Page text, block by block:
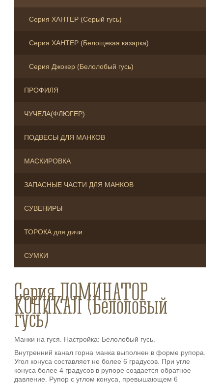
Серия ХАНТЕР (Серый гусь)
Серия ХАНТЕР (Белощекая казарка)
Серия Джокер (Белолобый гусь)
ПРОФИЛЯ
ЧУЧЕЛА(ФЛЮГЕР)
ПОДВЕСЫ ДЛЯ МАНКОВ
МАСКИРОВКА
ЗАПАСНЫЕ ЧАСТИ ДЛЯ МАНКОВ
СУВЕНИРЫ
ТОРОКА для дичи
СУМКИ
Серия ДОМИНАТОР
КОНИКАЛ (Белолобый
гусь)
Манки на гуся. Настройка: Белолобый гусь.
Внутренний канал горна манка выполнен в форме рупора.
Угол конуса составляет не более 6 градусов. При угле
конуса более 4 градусов в рупоре создается обратное
давление. Рупор с углом конуса, превышающем 6